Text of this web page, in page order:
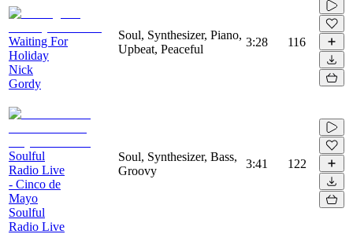
Waiting For
Holiday
Nick
Gordy
Soul, Synthesizer, Piano,
Upbeat, Peaceful
3:28 116
Soulful
Radio Live
- Cinco de
Mayo
Soulful
Radio Live
Soul, Synthesizer, Bass,
Groovy
3:41 122